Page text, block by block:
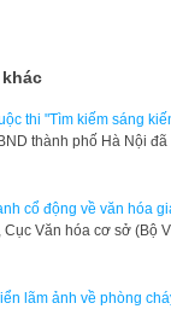
thi "Tìm kiếm sáng
thành phố Hà Nội
cổ động về văn hóa
Cục Văn hóa cơ sở (Bộ
lãm ảnh về phòng